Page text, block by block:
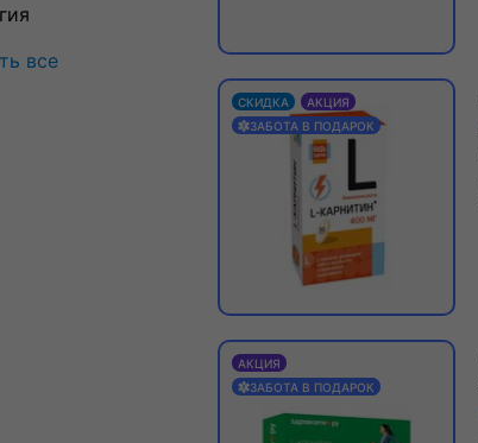
все
СКИДКА
АКЦИЯ
ЗАБОТА В ПОДАРОК
АКЦИЯ
ЗАБОТА В ПОДАРОК